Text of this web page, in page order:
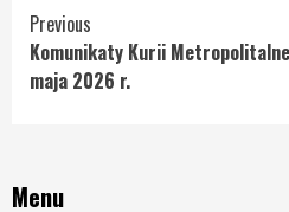
Continue
Reading
Previous
Komunikaty Kurii
maja 2026 r.
Menu